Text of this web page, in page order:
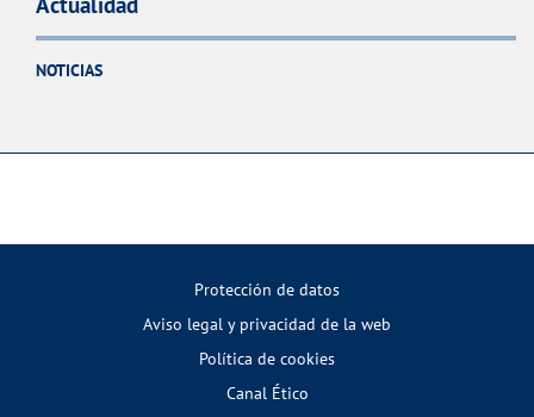
NOTICIAS
Protección de datos
Aviso legal y privacidad de la web
Política de cookies
Canal Ético